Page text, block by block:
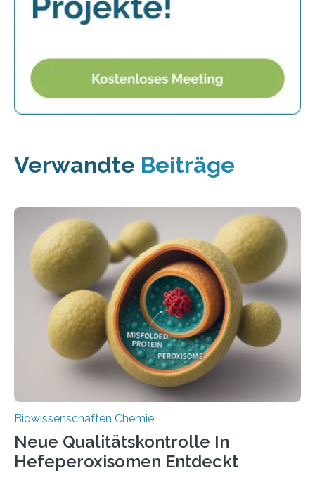
Verwandte Beiträge
Biowissenschaften Chemie
Neue Qualitätskontrolle In
Hefeperoxisomen Entdeckt